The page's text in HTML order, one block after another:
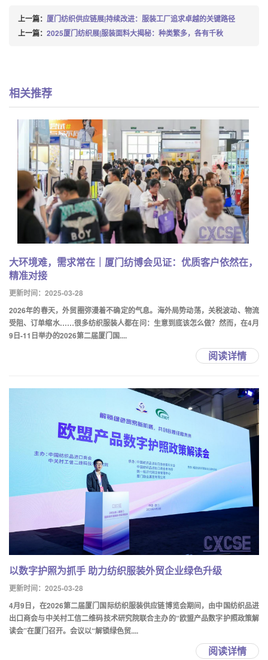
上一篇： 厦门纺织供应链展|持续改进：服装工厂追求卓越的关键路径
上一篇： 2025厦门纺织展|服装面料大揭秘：种类繁多，各有千秋
相关推荐
大环境难，需求常在｜厦门纺博会见证：优质客户依然在，
精准对接
更新时间：2025-03-28
2026年的春天，外贸圈弥漫着不确定的气息。海外局势动荡，关税波动、物流
受阻、订单缩水……很多纺织服装人都在问：生意到底该怎么做？然而，在4月
9日-11日举办的2026第二届厦门国....
阅读详情
以数字护照为抓手 助力纺织服装外贸企业绿色升级
更新时间：2025-03-28
4月9日，在2026第二届厦门国际纺织服装供应链博览会期间，由中国纺织品进
出口商会与中关村工信二维码技术研究院联合主办的“欧盟产品数字护照政策解
读会”在厦门召开。会议以“解锁绿色贸....
阅读详情